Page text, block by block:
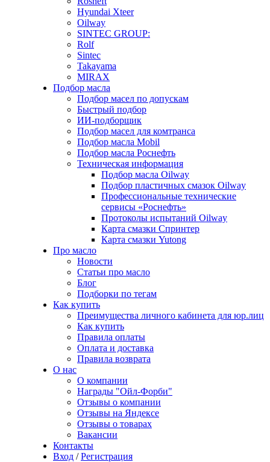
Hyundai Xteer
Oilway
SINTEC GROUP:
Rolf
Sintec
Takayama
MIRAX
Подбор масла
Подбор масел по допускам
Быстрый подбор
ИИ-подборщик
Подбор масел для комтранса
Подбор масла Mobil
Подбор масла Роснефть
Техническая информация
Подбор масла Oilway
Подбор пластичных смазок Oilway
Профессиональные технические
сервисы «Роснефть»
Протоколы испытаний Oilway
Карта смазки Спринтер
Карта смазки Yutong
Про масло
Новости
Статьи про масло
Блог
Подборки по тегам
Как купить
Преимущества личного кабинета для юр.лиц
Как купить
Правила оплаты
Оплата и доставка
Правила возврата
О нас
О компании
Награды "Ойл-Форби"
Отзывы о компании
Отзывы на Яндексе
Отзывы о товарах
Вакансии
Контакты
Вход / Регистрация